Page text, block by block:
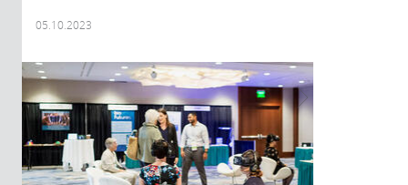
05.10.2023